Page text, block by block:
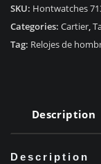
del
tanque
WGTA0091
SKU: Hontwatches
Categories: Cartier,
Tag: Relojes de
Description
Description